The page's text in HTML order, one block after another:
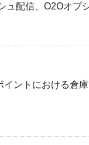
配信、O2Oオプ
ントにおける倉